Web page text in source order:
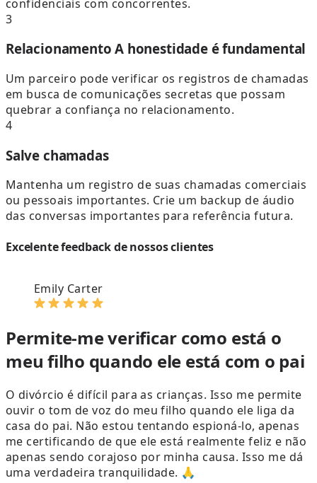
confidenciais com concorrentes.
3
Relacionamento A honestidade é fundamental
Um parceiro pode verificar os registros de chamadas
em busca de comunicações secretas que possam
quebrar a confiança no relacionamento.
4
Salve chamadas
Mantenha um registro de suas chamadas comerciais
ou pessoais importantes. Crie um backup de áudio
das conversas importantes para referência futura.
Excelente feedback de nossos clientes
Emily Carter
Permite-me verificar como está o
meu filho quando ele está com o pai
O divórcio é difícil para as crianças. Isso me permite
ouvir o tom de voz do meu filho quando ele liga da
casa do pai. Não estou tentando espioná-lo, apenas
me certificando de que ele está realmente feliz e não
apenas sendo corajoso por minha causa. Isso me dá
uma verdadeira tranquilidade. 🙏